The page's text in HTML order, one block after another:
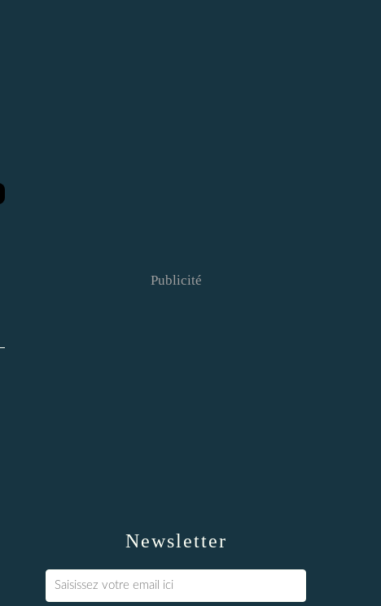
Newsletter
Publicité